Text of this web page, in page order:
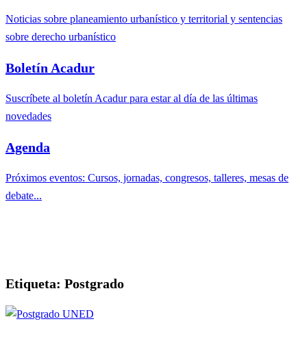
Noticias sobre planeamiento urbanístico y territorial y sentencias
sobre derecho urbanístico
Boletín Acadur
Suscríbete al boletín Acadur para estar al día de las últimas
novedades
Agenda
Próximos eventos: Cursos, jornadas, congresos, talleres, mesas de
debate...
Etiqueta: Postgrado